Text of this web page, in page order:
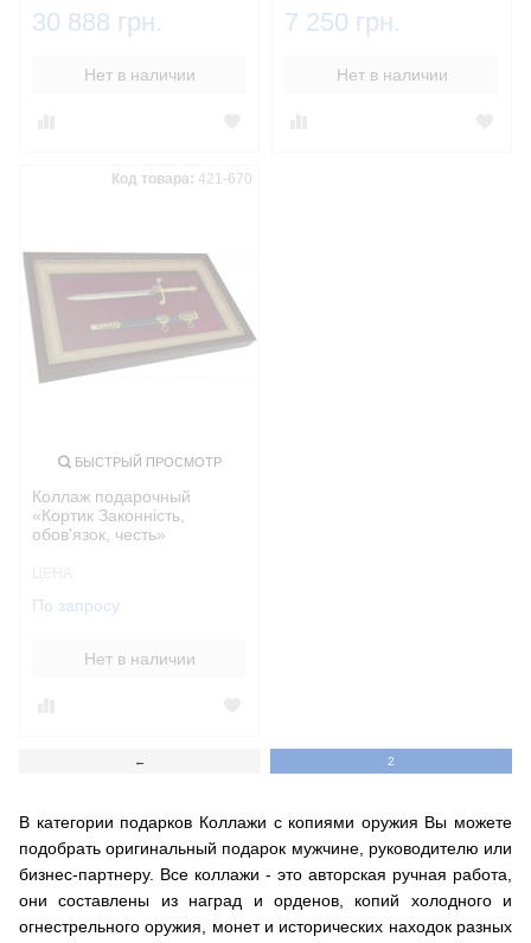
30 888 грн.
Нет в наличии
7 250 грн.
Нет в наличии
Код товара: 421-670
БЫСТРЫЙ ПРОСМОТР
Коллаж подарочный
«Кортик Законність,
обов'язок, честь»
По запросу
Нет в наличии
← 2
В категории подарков Коллажи с копиями оружия Вы можете
подобрать оригинальный подарок мужчине, руководителю или
бизнес-партнеру. Все коллажи - это авторская ручная работа,
они составлены из наград и орденов, копий холодного и
огнестрельного оружия, монет и исторических находок разных